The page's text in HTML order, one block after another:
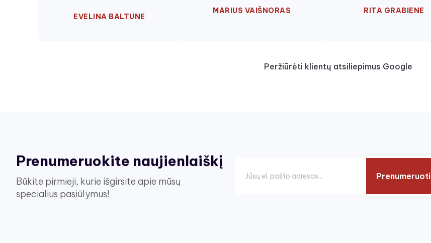
EVELINA BALTUNE
MARIUS VAIŠNORAS RITA GRABIENE
Peržiūrėti klientų atsiliepimus Google
Prenumeruokite naujienlaiškį
Būkite pirmieji, kurie išgirsite apie mūsų
specialius pasiūlymus!
Prenumeruoti